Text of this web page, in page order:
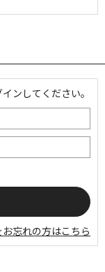
ンしてください。
忘れの方はこちら